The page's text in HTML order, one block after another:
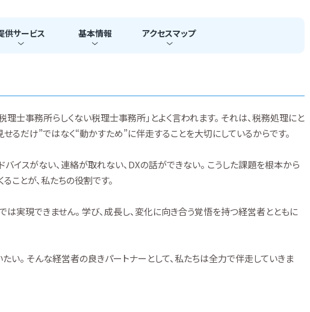
供サービス 基本情報 アクセスマップ
理士事務所らしくない税理士事務所」とよく言われます。 それは、税務処理にと
せるだけ”ではなく“動かすため”に伴走することを大切にしているからです。
スがない、連絡が取れない、DXの話ができない。 こうした課題を根本から
ことが、私たちの役割です。
は実現できません。 学び、成長し、変化に向き合う覚悟を持つ経営者とともに
い。 そんな経営者の良きパートナーとして、私たちは全力で伴走していきま